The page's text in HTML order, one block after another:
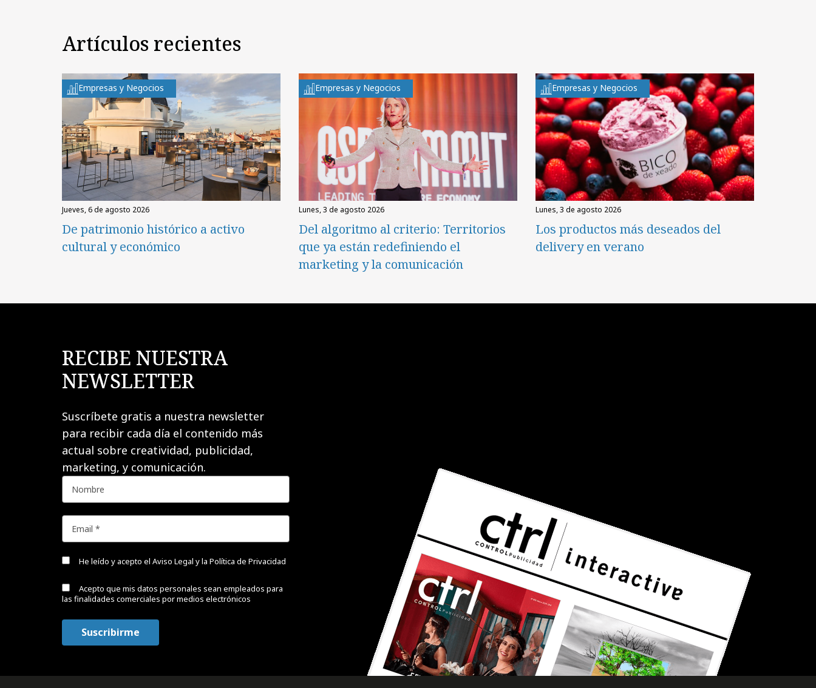
Artículos recientes
Empresas y Negocios
jueves, 6 de agosto 2026
De patrimonio histórico a activo
cultural y económico
Empresas y Negocios
lunes, 3 de agosto 2026
Del algoritmo al criterio: Territorios
que ya están redefiniendo el
marketing y la comunicación
Empresas y Negocios
lunes, 3 de agosto 2026
Los productos más deseados del
delivery en verano
RECIBE NUESTRA
NEWSLETTER
Suscríbete gratis a nuestra newsletter
para recibir cada día el contenido más
actual sobre creatividad, publicidad,
marketing, y comunicación.
He leído y acepto el Aviso Legal y la Política de Privacidad
Acepto que mis datos personales sean empleados para
las finalidades comerciales por medios electrónicos